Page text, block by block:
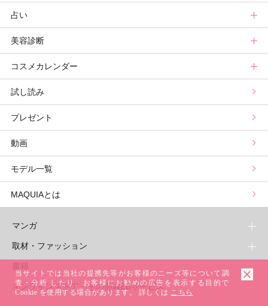
記事ランキング
メンバーランキング
読者ベスコス
プチプラコスメグランプリ
ブライトニング・UVグランプリ
プリュスベスコス
ニュース
ライフスタイルまとめ
ライフスタイル診断
連載トップ
マキアエディターズのオッス！推しコス
小林ひろ美のキレイはかけ算
小田ユイコのマニアックビューティREPORT
野毛まゆりの実況野毛Channel
星谷菜々の美に効くスイーツ
山本舞香のBeauty Script
占い
占いトップ
Keikoの月星座占い
三島キアリーの12星座別 恋愛運&美容運
動物キャラナビ占い
ムーン・リーの運を呼び寄せる香り
美容診断
美容診断トップ
パーソナルカラー診断
顔タイプ髪型診断
コスメカレンダー
コスメカレンダートップ
検索
試し読み
プレゼント
動画
モデル一覧
MAQUIAとは
マンガ
少年マンガ
週刊少年ジャンプ
ジャンプSQ
Vジャンプ
青年マンガ
少年ジャンプ+
ジャンプTOON
少女マンガ
取材・ファッション
ファッション・美容
Seventeen
non-no
芸能・情報・スポーツ
書籍
文芸・文庫・総合
オンラインストア・その他WEBサービス
当サイトでは当社の提携先等がお客様のニーズ等について調
査・分析 したり、お客様にお勧めの広告を表示する目的で
Cookie を使用する場合があります。 詳しくは こちら